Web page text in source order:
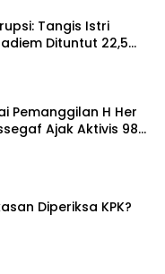
Tangis Istri
Dituntut 22,5
Pemanggilan H Her
Ajak Aktivis 98
Diperiksa KPK?